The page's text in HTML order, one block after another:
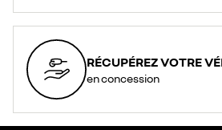
RÉCUPÉREZ VOTRE
en concession